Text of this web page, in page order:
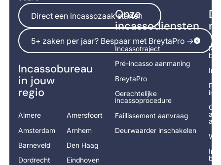
Direct een incassozaak starten
Direct een incassozaak starten
5+ zaken per jaar? Bespaar met BreytaPro ->
5+ zaken per jaar? Bespaar met BreytaPro ->
Incassobureau
in jouw
regio
Almere
Amersfoort
Amsterdam
Arnhem
Barneveld
Den Haag
Dordrecht
Eindhoven
Onze
incassodiensten
Incassotraject
Pré-incasso aanmaning
BreytaPro
Gerechtelijke
incassoprocedure
Faillissement aanvraag
Deurwaarder inschakelen